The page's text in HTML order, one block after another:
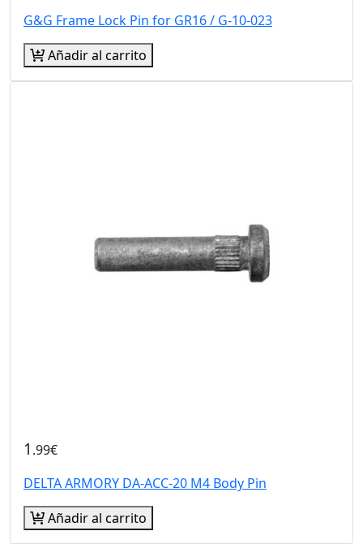
G&G Frame Lock Pin for GR16 / G-10-023
Añadir al carrito
1 .99€
DELTA ARMORY DA-ACC-20 M4 Body Pin
Añadir al carrito